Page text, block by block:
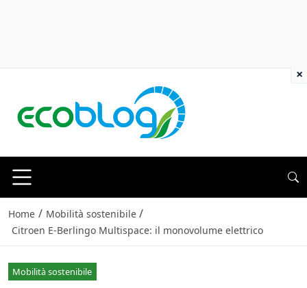
Home / Mobilità sostenibile /
Citroen E-Berlingo Multispace: il monovolume elettrico
Mobilità sostenibile
×